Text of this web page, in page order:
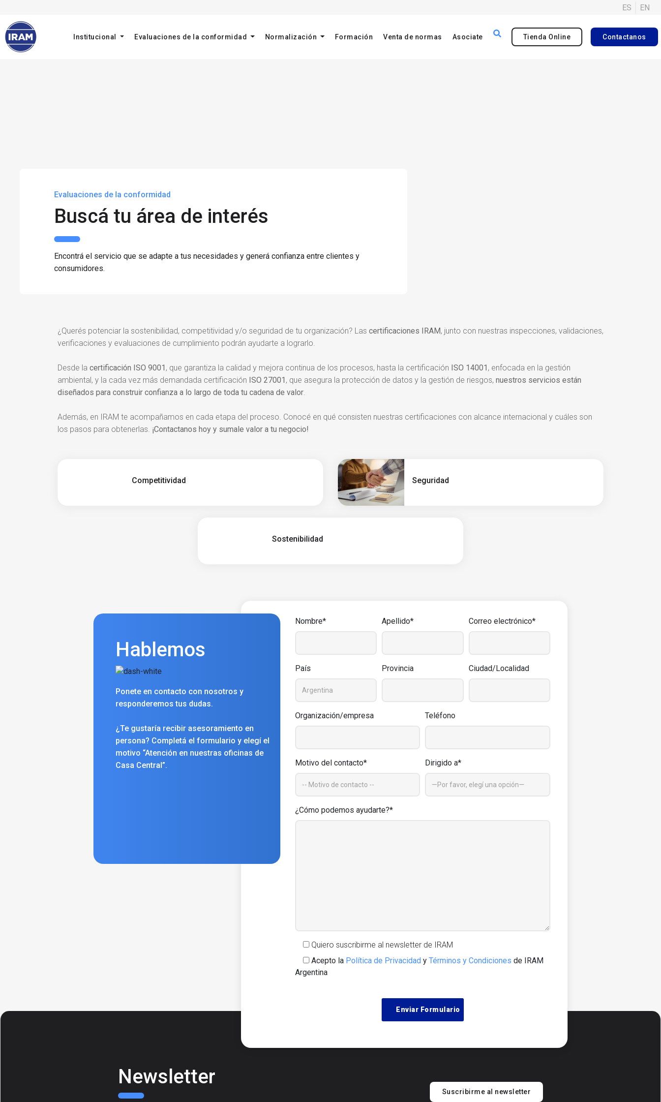
ES EN
Institucional Evaluaciones de la conformidad Normalización Formación Venta de normas Asociate Tienda Online Contactanos
Evaluaciones de la conformidad
Buscá tu área de interés
Encontrá el servicio que se adapte a tus necesidades y generá confianza entre clientes y
consumidores.
¿Querés potenciar la sostenibilidad, competitividad y/o seguridad de tu organización? Las certificaciones IRAM, junto con nuestras inspecciones, validaciones,
verificaciones y evaluaciones de cumplimiento podrán ayudarte a lograrlo.
Desde la certificación ISO 9001 , que garantiza la calidad y mejora continua de los procesos, hasta la certificación ISO 14001 , enfocada en la gestión
ambiental, y la cada vez más demandada certificación ISO 27001 , que asegura la protección de datos y la gestión de riesgos, nuestros servicios están
diseñados para construir confianza a lo largo de toda tu cadena de valor.
Además, en IRAM te acompañamos en cada etapa del proceso. Conocé en qué consisten nuestras certificaciones con alcance internacional y cuáles son
los pasos para obtenerlas. ¡Contactanos hoy y sumale valor a tu negocio!
Competitividad Seguridad
Sostenibilidad
Hablemos
Ponete en contacto con nosotros y
responderemos tus dudas.
¿Te gustaría recibir asesoramiento en
persona? Completá el formulario y elegí el
motivo “Atención en nuestras oficinas de
Casa Central”.
Nombre* Apellido* Correo electrónico*
País Provincia Ciudad/Localidad
Organización/empresa Teléfono
Motivo del contacto* Dirigido a*
¿Cómo podemos ayudarte?*
Quiero suscribirme al newsletter de IRAM
Acepto la Política de Privacidad y Términos y Condiciones de IRAM
Argentina
Newsletter
Suscribirme al newsletter